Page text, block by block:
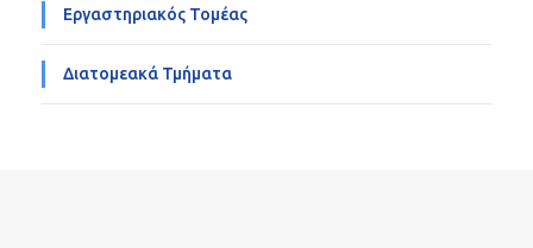
Εργαστηριακός Τομέας
Διατομεακά Τμήματα